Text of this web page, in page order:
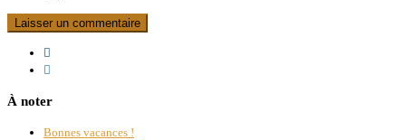
À noter
Bonnes vacances !